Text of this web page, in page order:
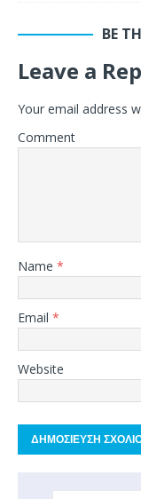
BE
Leave a
Your email address
Comment
Name *
Email *
Website